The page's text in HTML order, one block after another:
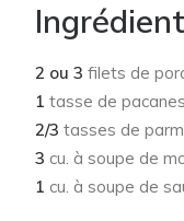
2 ou 3 filets de
1 tasse de
2/3 tasses de
3 cu. à soupe de
1 cu. à soupe de